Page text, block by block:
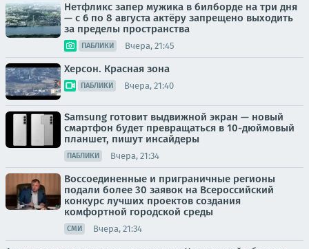
Нетфликс запер мужика в билборде на три дня
— с 6 по 8 августа актёру запрещено выходить
за пределы пространства
ПАБЛИКИ Вчера, 21:45
Херсон. Красная зона
ПАБЛИКИ Вчера, 21:40
Samsung готовит выдвижной экран — новый
смартфон будет превращаться в 10-дюймовый
планшет, пишут инсайдеры
ПАБЛИКИ Вчера, 21:34
Воссоединенные и приграничные регионы
подали более 30 заявок на Всероссийский
конкурс лучших проектов создания
комфортной городской среды
СМИ Вчера, 21:34